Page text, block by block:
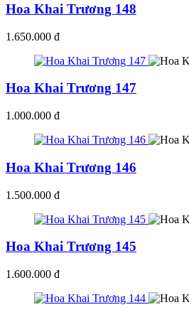
Hoa Khai Trương 148
1.650.000 đ
Hoa Khai Trương 147
1.000.000 đ
Hoa Khai Trương 146
1.500.000 đ
Hoa Khai Trương 145
1.600.000 đ